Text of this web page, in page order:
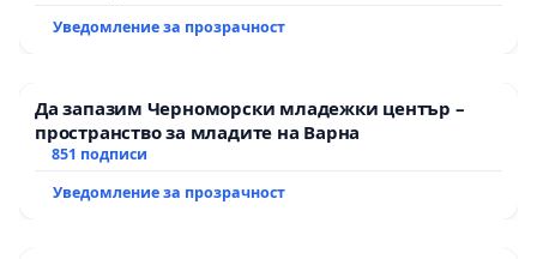
Уведомление за прозрачност
Да запазим Черноморски младежки център –
пространство за младите на Варна
851 подписи
Уведомление за прозрачност